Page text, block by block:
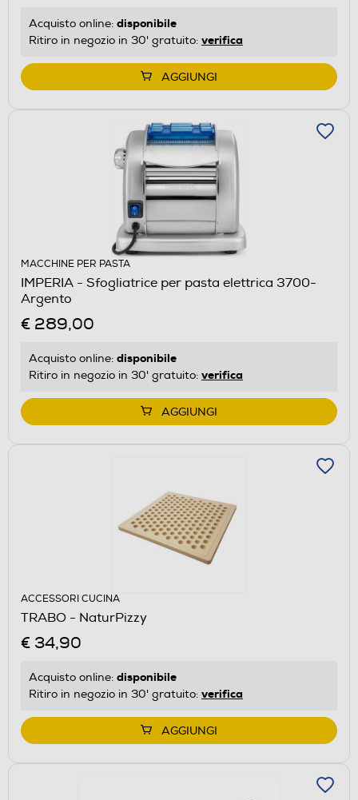
Acquisto online: disponibile
Ritiro in negozio in 30' gratuito: verifica
AGGIUNGI
MACCHINE PER PASTA
IMPERIA - Sfogliatrice per pasta elettrica 3700-
Argento
€ 289,00
Acquisto online: disponibile
Ritiro in negozio in 30' gratuito: verifica
AGGIUNGI
ACCESSORI CUCINA
TRABO - NaturPizzy
€ 34,90
Acquisto online: disponibile
Ritiro in negozio in 30' gratuito: verifica
AGGIUNGI